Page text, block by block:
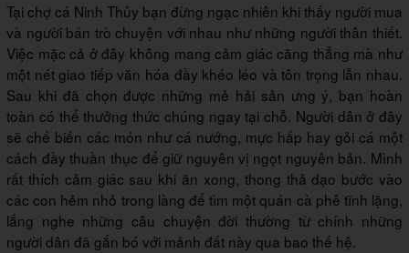
Tại chợ cá Ninh Thủy bạn đừng ngạc nhiên khi thấy người mua
và người bán trò chuyện với nhau như những người thân thiết.
Việc mặc cả ở đây không mang cảm giác căng thẳng mà như
một nét giao tiếp văn hóa đầy khéo léo và tôn trọng lẫn nhau.
Sau khi đã chọn được những mẻ hải sản ưng ý, bạn hoàn
toàn có thể thưởng thức chúng ngay tại chỗ. Người dân ở đây
sẽ chế biến các món như cá nướng, mực hấp hay gỏi cá một
cách đầy thuần thục để giữ nguyên vị ngọt nguyên bản. Mình
rất thích cảm giác sau khi ăn xong, thong thả dạo bước vào
các con hẻm nhỏ trong làng để tìm một quán cà phê tĩnh lặng,
lắng nghe những câu chuyện đời thường từ chính những
người dân đã gắn bó với mảnh đất này qua bao thế hệ.